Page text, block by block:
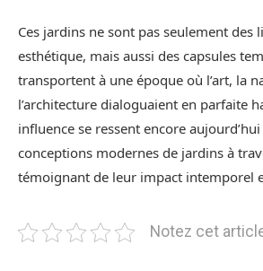
Ces jardins ne sont pas seulement des
esthétique, mais aussi des capsules
transportent à une époque où l’art, la
l’architecture dialoguaient en parfaite
influence se ressent encore
conceptions modernes de jardins à
témoignant de leur impact intemporel
Notez cet